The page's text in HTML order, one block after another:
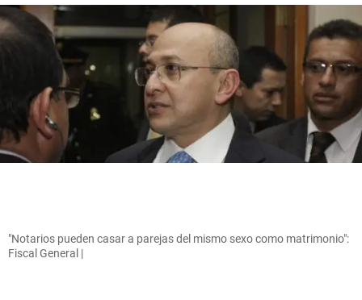
"Notarios pueden casar a parejas del mismo sexo como matrimonio":
Fiscal General |